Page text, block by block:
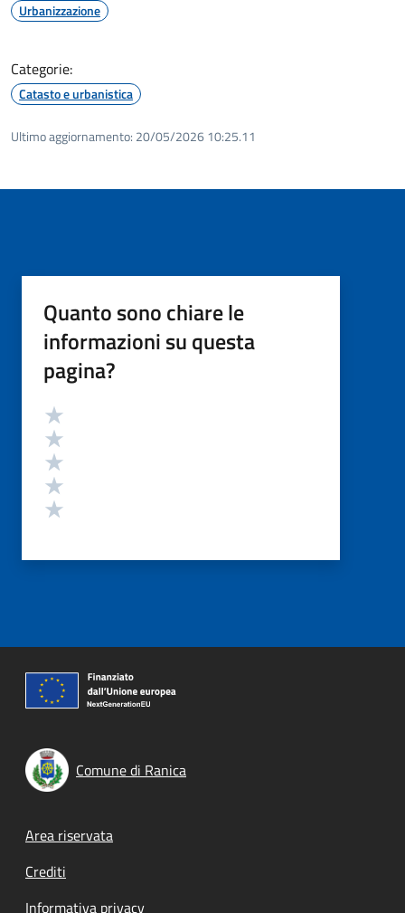
Urbanizzazione
Categorie:
Catasto e urbanistica
Ultimo aggiornamento: 20/05/2026 10:25.11
Quanto sono chiare le
informazioni su questa
pagina?
Valutazione
Comune di Ranica
Footer menu
Area riservata
Crediti
Informativa privacy